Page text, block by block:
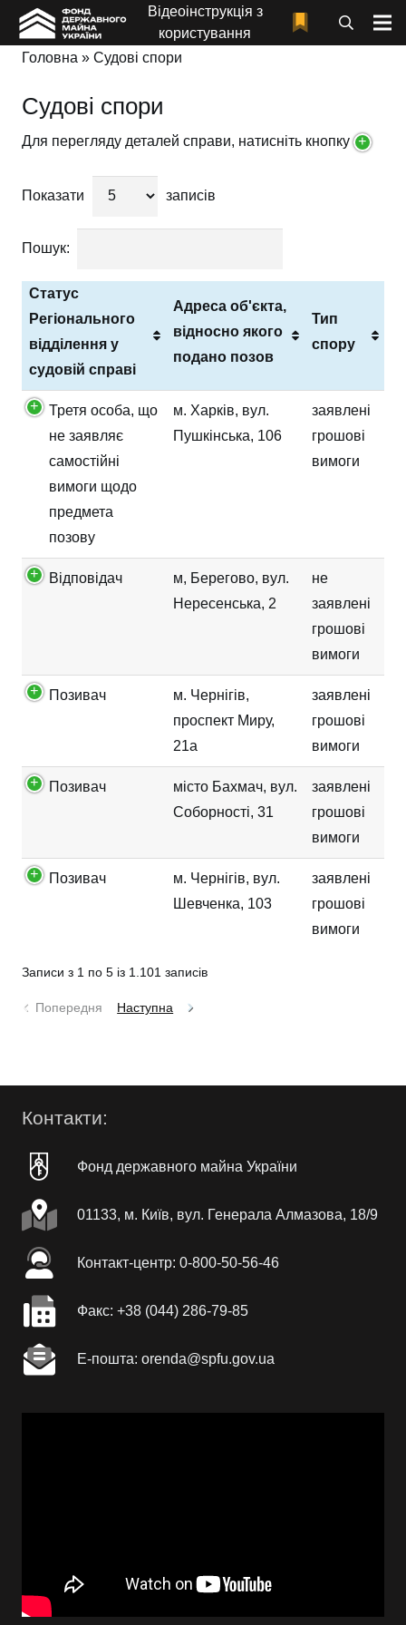
Відеоінструкція з
користування
Головна » Судові спори
Судові спори
Для перегляду деталей справи, натисніть кнопку +
Показати записів
Пошук:
Статус
Регіонального
відділення у
судовій справі
Адреса об'єкта,
відносно якого
подано позов
Тип
спору
Третя особа, що
не заявляє
самостійні
вимоги щодо
предмета
позову
м. Харків, вул.
Пушкінська, 106
заявлені
грошові
вимоги
Відповідач
м, Берегово, вул.
Нересенська, 2
не
заявлені
грошові
вимоги
Позивач
м. Чернігів,
проспект Миру,
21а
заявлені
грошові
вимоги
Позивач
місто Бахмач, вул.
Соборності, 31
заявлені
грошові
вимоги
Позивач
м. Чернігів, вул.
Шевченка, 103
заявлені
грошові
вимоги
Записи з 1 по 5 із 1.101 записів
Попередня Наступна
Контакти:
Фонд державного майна України
01133, м. Київ, вул. Генерала Алмазова, 18/9
Контакт-центр: 0-800-50-56-46
Факc: +38 (044) 286-79-85
Е-пошта: orenda@spfu.gov.ua